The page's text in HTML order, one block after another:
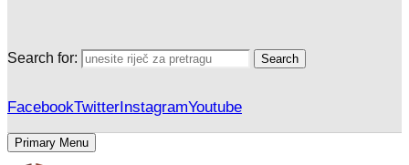
Search for: Search
FacebookTwitterInstagramYoutube
Primary Menu